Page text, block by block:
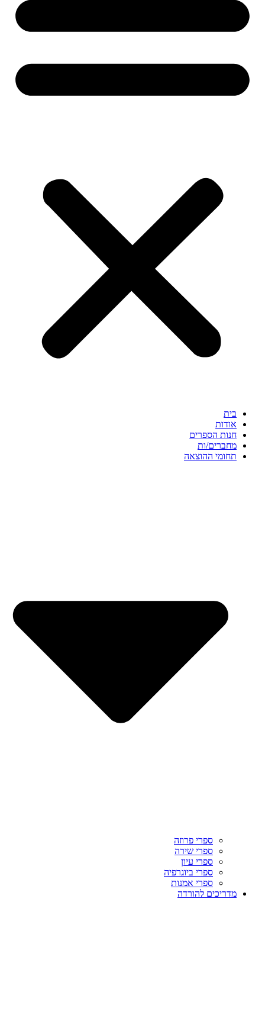
בית
אודות
חנות הספרים
מחברים/ות
תחומי ההוצאה
ספרי פרוזה
ספרי שירה
ספרי עיון
ספרי ביוגרפיה
ספרי אמנות
מדריכים להורדה